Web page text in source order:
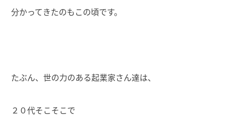
分かってきたのもこの頃です。
たぶん、世の力のある起業家さん達は、
２０代そこそこで